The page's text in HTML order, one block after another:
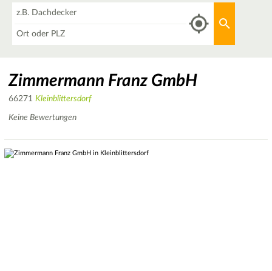
Zimmermann Franz GmbH
66271 Kleinblittersdorf
Keine Bewertungen